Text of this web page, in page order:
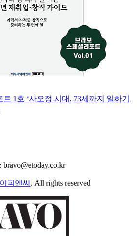
1호 ‘사오정 시대, 73세까지 일하기
피엔씨 . All rights reserved